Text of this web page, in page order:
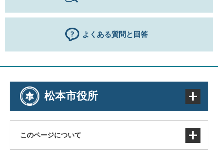
よくある質問と回答
松本市役所
このページについて